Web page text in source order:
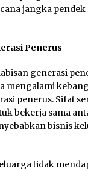
jangka
Penerus
generasi
mengalami
penerus. Sifat
bekerja sama
bisnis
tidak